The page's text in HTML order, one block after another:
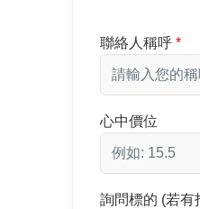
聯絡人稱呼
心中價位
詢問標的 (若有